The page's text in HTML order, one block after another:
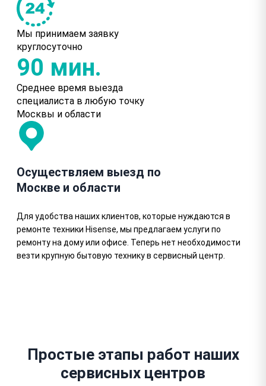
Мы принимаем заявку
круглосуточно
90 мин.
Среднее время выезда
специалиста в любую точку
Москвы и области
Осуществляем выезд по
Москве и области
Для удобства наших клиентов, которые нуждаются в
ремонте техники Hisense, мы предлагаем услуги по
ремонту на дому или офисе. Теперь нет необходимости
везти крупную бытовую технику в сервисный центр.
Простые этапы работ наших
сервисных центров